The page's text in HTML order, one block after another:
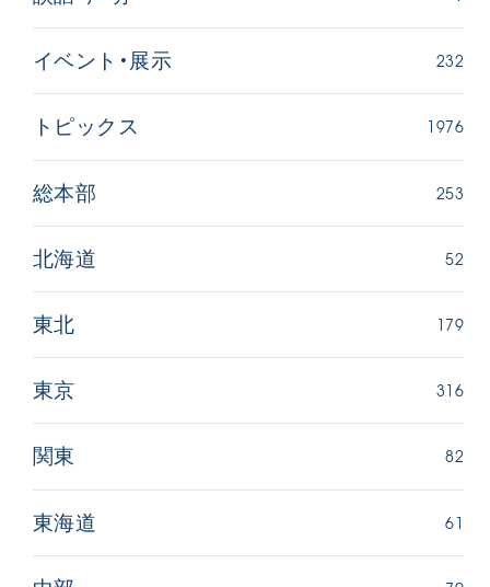
イベント・展示 232
トピックス 1976
総本部 253
北海道 52
東北 179
東京 316
関東 82
東海道 61